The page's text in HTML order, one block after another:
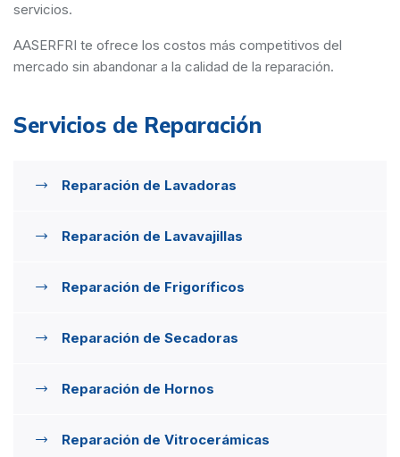
servicios.
AASERFRI te ofrece los costos más competitivos del
mercado sin abandonar a la calidad de la reparación.
Servicios de Reparación
Reparación de Lavadoras
Reparación de Lavavajillas
Reparación de Frigoríficos
Reparación de Secadoras
Reparación de Hornos
Reparación de Vitrocerámicas